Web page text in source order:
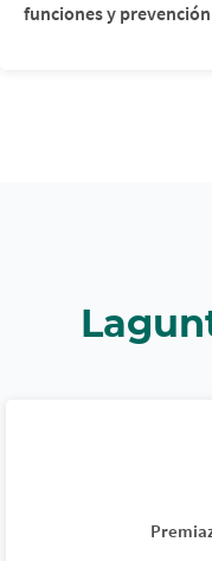
funciones y